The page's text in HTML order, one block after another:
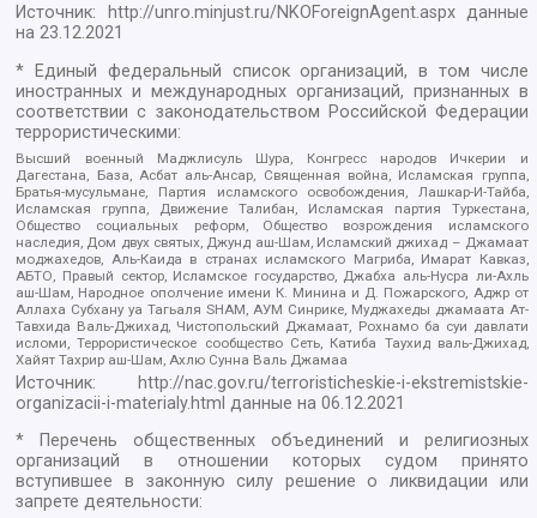
Источник: http://unro.minjust.ru/NKOForeignAgent.aspxданные
на23.12.2021
* Единый федеральный список организаций, в том числе
иностранных и международных организаций, признанных в
соответствии с законодательством Российской Федерации
террористическими:
Высший военный Маджлисуль Шура, Конгресс народов Ичкерии и
Дагестана, База, Асбат аль-Ансар, Священная война, Исламская группа,
Братья-мусульмане, Партия исламского освобождения, Лашкар-И-Тайба,
Исламская группа, Движение Талибан, Исламская партия Туркестана,
Общество социальных реформ, Общество возрождения исламского
наследия, Дом двух святых, Джунд аш-Шам, Исламский джихад – Джамаат
моджахедов, Аль-Каида в странах исламского Магриба, Имарат Кавказ,
АБТО, Правый сектор, Исламское государство, Джабха аль-Нусра ли-Ахль
аш-Шам, Народное ополчение имени К. Минина и Д. Пожарского, Аджр от
Аллаха Субхану уа Тагьаля SHAM, АУМ Синрике, Муджахеды джамаата Ат-
Тавхида Валь-Джихад, Чистопольский Джамаат, Рохнамо ба суи давлати
исломи, Террористическое сообщество Сеть, Катиба Таухид валь-Джихад,
Хайят Тахрир аш-Шам, Ахлю Сунна Валь Джамаа
Источник:
http://nac.gov.ru/terroristicheskie-i-ekstremistskie-
organizacii-i-materialy.html данные на06.12.2021
* Перечень общественных объединений и религиозных
организаций в отношении которых судом принято
вступившее в законную силу решение о ликвидации или
запрете деятельности: